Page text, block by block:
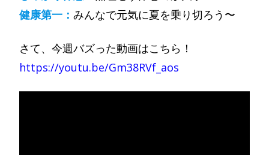
健康第一： みんなで元気に夏を乗り切ろう〜
さて、今週バズった動画はこちら！
https://youtu.be/Gm38RVf_aos